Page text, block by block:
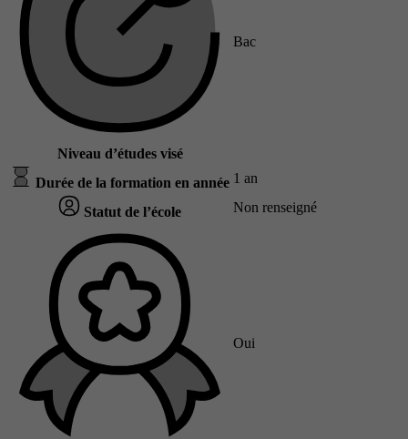
Niveau d’études visé
Bac
Durée de la formation en année 1 an
Statut de l’école Non renseigné
Oui